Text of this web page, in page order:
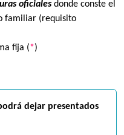
oficialesdonde conste el
familiar (requisito
fija (*)
dejar presentados